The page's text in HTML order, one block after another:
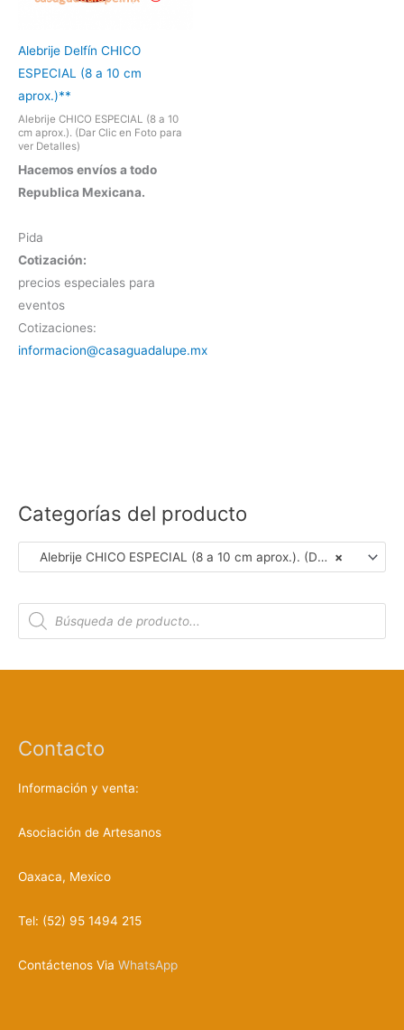
Alebrije Delfín CHICO
ESPECIAL (8 a 10 cm
aprox.)**
Alebrije CHICO ESPECIAL (8 a 10
cm aprox.). (Dar Clic en Foto para
ver Detalles)
Hacemos envíos a todo
Republica Mexicana.
Pida
Cotización:
precios especiales para
eventos
Cotizaciones:
informacion@casaguadalupe.mx
Categorías del producto
×
Alebrije CHICO ESPECIAL (8 a 10 cm aprox.). (Dar Clic en Foto para ver Detalles)
B
q
o
d
c
t
Contacto
Información y venta:
Asociación de Artesanos
Oaxaca, Mexico
Tel: (52) 95 1494 215
Contáctenos Via WhatsApp